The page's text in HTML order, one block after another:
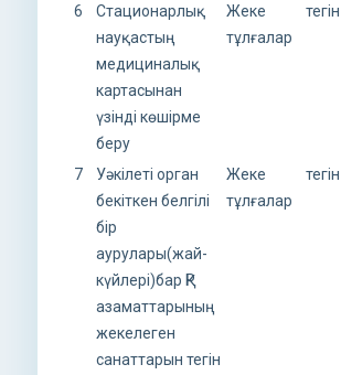
6
Стационарлық
науқастың
медициналық
картасынан
үзінді көшірме
беру
Жеке
тұлғалар
тегін
7
Уәкілеті орган
бекіткен белгілі
бір
аурулары(жай-
күйлері)бар ҚР
азаматтарының
жекелеген
санаттарын тегін
Жеке
тұлғалар
тегін